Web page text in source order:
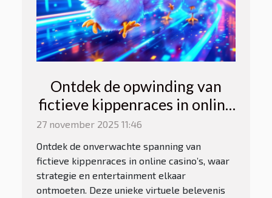
Ontdek de opwinding van
fictieve kippenraces in online
casino's
27 november 2025 11:46
Ontdek de onverwachte spanning van
fictieve kippenraces in online casino’s, waar
strategie en entertainment elkaar
ontmoeten. Deze unieke virtuele belevenis